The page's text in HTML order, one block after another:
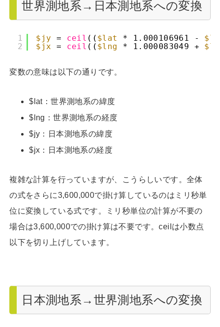
世界測地系→日本測地系への変換
1
2
$jy = ceil (( $lat * 1.000106961 -
$jx
= ceil (( $lng * 1.000083049 +
変数の意味は以下の通りです。
$lat：世界測地系の緯度
$lng：世界測地系の経度
$jy：日本測地系の緯度
$jx：日本測地系の経度
複雑な計算を行っていますが、こうらしいです。全体
の式をさらに3,600,000で掛け算しているのはミリ秒単
位に変換している式です。ミリ秒単位の計算が不要の
場合は3,600,000での掛け算は不要です。ceilは小数点
以下を切り上げしています。
日本測地系→世界測地系への変換